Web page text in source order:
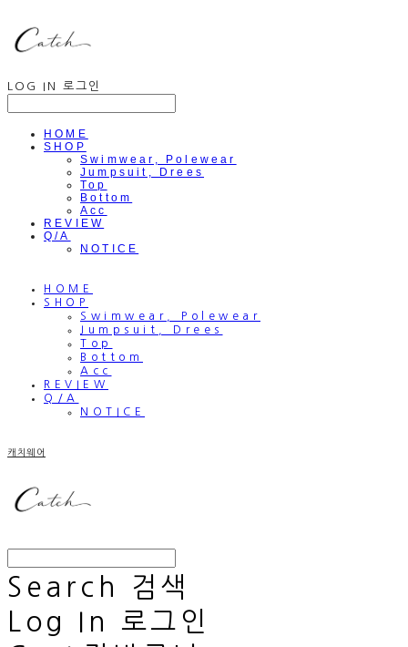
LOG IN 로그인
HOME
SHOP
Swimwear, Polewear
Jumpsuit, Drees
Top
Bottom
Acc
REVIEW
Q/A
NOTICE
HOME
SHOP
Swimwear, Polewear
Jumpsuit, Drees
Top
Bottom
Acc
REVIEW
Q/A
NOTICE
캐치웨어
Search
검색
Log In
로그인